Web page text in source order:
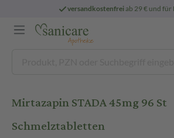
versandkostenfreiab 29 € und für
Mirtazapin STADA 45mg 96 St
Schmelztabletten